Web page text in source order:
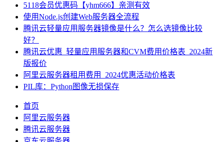
5118会员优惠码【yhm666】亲测有效
使用Node.js创建Web服务器全流程
腾讯云轻量应用服务器镜像是什么？怎么选镜像比较
好？
腾讯云优惠_轻量应用服务器和CVM费用价格表_2024新
版报价
阿里云服务器租用费用_2024优惠活动价格表
PIL库：Python图像无损保存
首页
阿里云服务器
腾讯云服务器